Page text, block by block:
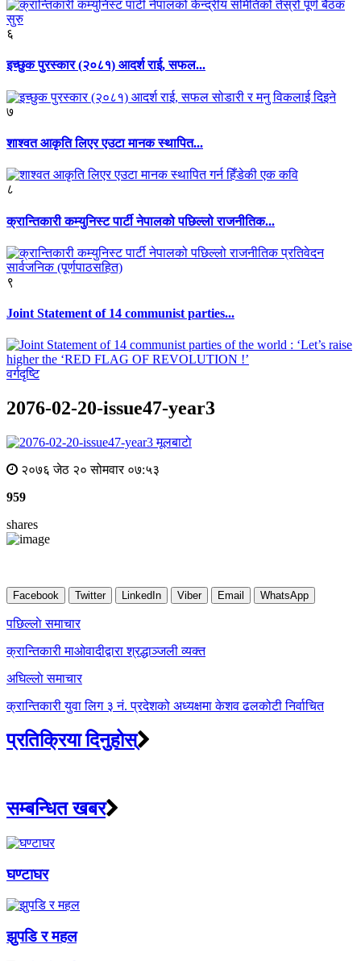
६
इच्छुक पुरस्कार (२०८१) आदर्श राई, सफल...
७
शाश्वत आकृति लिएर एउटा मानक स्थापित...
८
क्रान्तिकारी कम्युनिस्ट पार्टी नेपालको पछिल्लो राजनीतिक...
९
Joint Statement of 14 communist parties...
वर्गदृष्टि
2076-02-20-issue47-year3
मूलबाटाे
२०७६ जेठ २० सोमवार ०७:५३
959
shares
Facebook Twitter LinkedIn Viber Email WhatsApp
Post
navigation
पछिल्लाे समाचार
क्रान्तिकारी माओवादीद्वारा श्रद्धाञ्जली व्यक्त
अघिल्लाे समाचार
क्रान्तिकारी युवा लिग ३ नं. प्रदेशको अध्यक्षमा केशव ढलकोटी निर्वाचित
प्रतिक्रिया दिनुहोस्
सम्बन्धित खबर
घण्टाघर
झुपडि र महल